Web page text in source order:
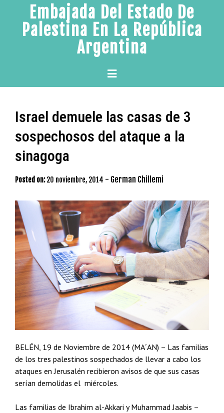
content
Embajada Del Estado De
Palestina En La República
Argentina
Primary
Menu
Israel demuele las casas de 3
sospechosos del ataque a la
sinagoga
Posted on: 20 noviembre, 2014 - German Chillemi
BELÉN, 19 de Noviembre de 2014 (MA´AN) – Las familias
de los tres palestinos sospechados de llevar a cabo los
ataques en Jerusalén recibieron avisos de que sus casas
serían demolidas el miércoles.
Las familias de Ibrahim al-Akkari y Muhammad Jaabis –